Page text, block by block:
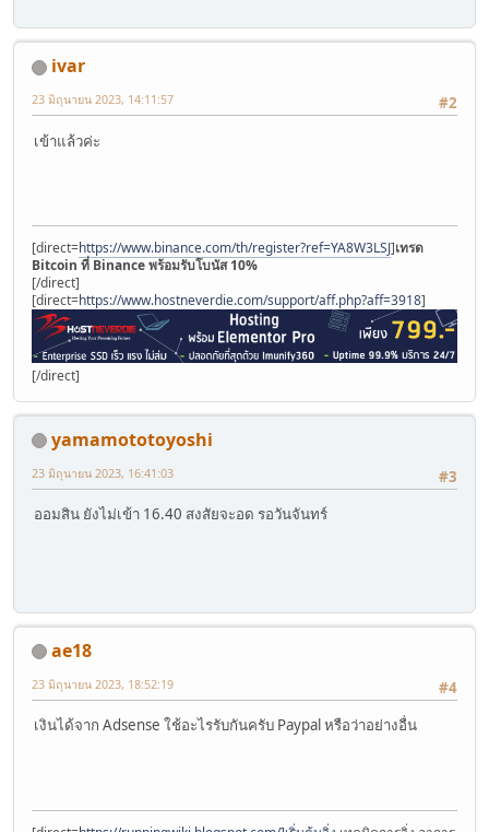
ivar
#2
23 มิถุนายน 2023, 14:11:57
เข้าแล้วค่ะ
[direct=https://www.binance.com/th/register?ref=YA8W3LSJ]เทรด
Bitcoin ที่ Binance พร้อมรับโบนัส 10%
[/direct]
[direct=https://www.hostneverdie.com/support/aff.php?aff=3918]
[/direct]
yamamototoyoshi
#3
23 มิถุนายน 2023, 16:41:03
ออมสิน ยังไม่เข้า 16.40 สงสัยจะอด รอวันจันทร์
ae18
#4
23 มิถุนายน 2023, 18:52:19
เงินได้จาก Adsense ใช้อะไรรับกันครับ Paypal หรือว่าอย่างอื่น